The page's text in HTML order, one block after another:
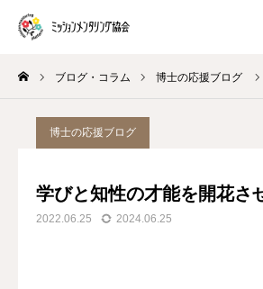
ブログ・コラム 博士の応援ブログ
博士の応援ブログ
学びと知性の才能を開花さ
2022.06.25 2024.06.25
プレ講座
トイロキャラ解説